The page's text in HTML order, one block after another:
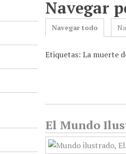
Navegar
Navegar todo
Etiquetas: La muerte
El Mundo